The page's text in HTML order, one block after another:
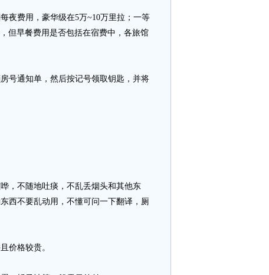
费用，豪华级在5万~10万里拉；一等
但早餐费用是否包括在宿费中，各旅馆
通知单，然后按记号领取钥匙，并将
不随地吐痰，不乱丢烟头和其他东
西不要乱动用，不懂可问一下翻译，厕
价格较贵。